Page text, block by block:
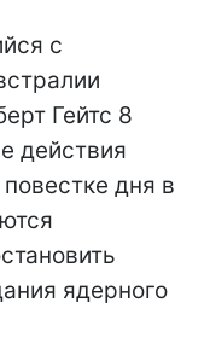
с
Гейтс 8
действия
дня в
ядерного